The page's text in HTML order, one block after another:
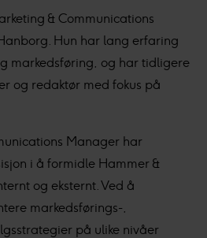
& Communications
Hun har lang erfaring
markedsføring, og har tidligere
og redaktør med fokus på
Manager har
i å formidle Hammer &
og eksternt. Ved å
markedsførings-,
på ulike nivåer